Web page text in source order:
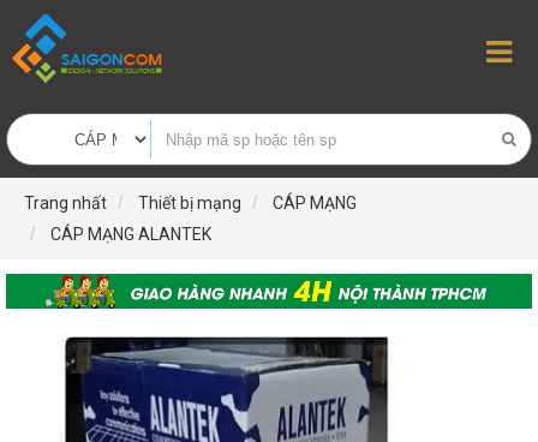
Trang nhất Thiết bị mạng
CÁP MẠNG
CÁP MẠNG ALANTEK